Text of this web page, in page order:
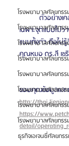
โรงพยาบาลศัลยกร
โรงพยาบาลศัลยกรร
โรงพยาบาลศัลยกรร
โรงพยาบาลศัลยกรร
โรงพยาบาลศัลยกร
โรงพยาบาลศัลยกร
โรงพยาบาลศัลยกร
โรงพยาบาลศัลยกรร
ธุรกิจเอเจนซี่ศัลยกร
          ตัวอย่างเคสที่วิสัญญีแพทย์ได้ดูแล ทั้งในส่วนของการดูแล
เฉพาะจุดแบบไม่
แบบทั้งตัว คือไม่
คุณหมอ ดร.ลี เซ
ขอบคุณข้อมูลและ
http://
https://
detail/